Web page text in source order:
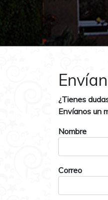
¿Tienes
Envíanos un
Nombre
Correo